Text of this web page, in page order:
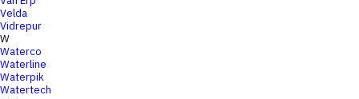
Velda
Vidrepur
W
Waterco
Waterline
Waterpik
Watertech